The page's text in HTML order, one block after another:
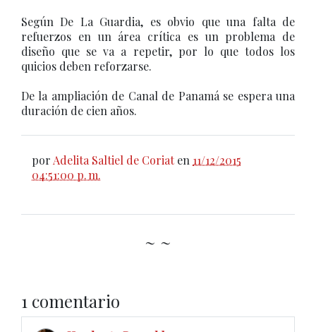
Según De La Guardia, es obvio que una falta de
refuerzos en un área crítica es un problema de
diseño que se va a repetir, por lo que todos los
quicios deben reforzarse.
De la ampliación de Canal de Panamá se espera una
duración de cien años.
por Adelita Saltiel de Coriat en 11/12/2015
04:51:00 p. m.
~ ~
1 comentario